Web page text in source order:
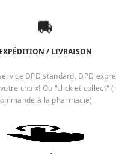
EXPÉDITION / LIVRAISON
DPD standard, DPD
choix! Ou "click et collect"
à la pharmacie).